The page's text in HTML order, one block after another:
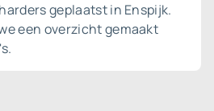
geplaatst in Enspijk.
een overzicht gemaakt